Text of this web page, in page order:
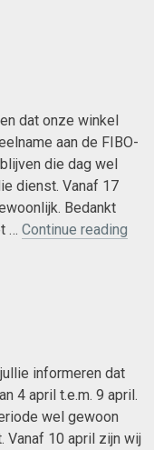
dat onze winkel
aan de FIBO-
die dag wel
dienst. Vanaf 17
Bedankt
… Continue reading
informeren dat
4 april t.e.m. 9 april.
wel gewoon
Vanaf 10 april zijn wij